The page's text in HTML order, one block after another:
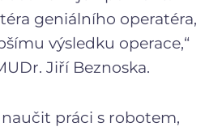
geniálního operatéra,
výsledku operace,“
Jiří Beznoska.
práci s robotem,